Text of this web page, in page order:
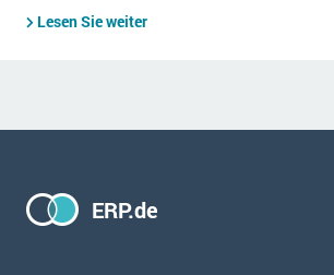
Lesen Sie weiter
ERP.de